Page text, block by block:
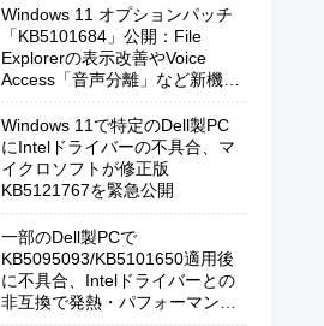
Windows 11 オプションパッチ
「KB5101684」公開：File
Explorerの表示改善やVoice
Access「音声分離」など新機能
Windows 11で特定のDell製PC
にIntelドライバーの不具合、マ
イクロソフトが修正版
KB5121767を緊急公開
一部のDell製PCで
KB5095093/KB5101650適用後
に不具合、Intelドライバーとの
非互換で発熱・パフォーマンス